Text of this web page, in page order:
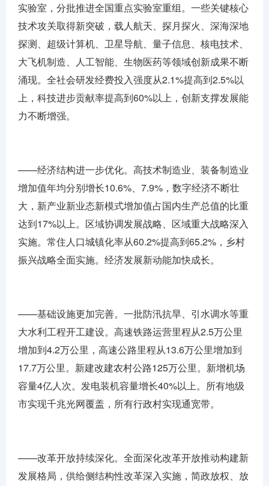
实验室，分批推进全国重点实验室重组。一些关键核心
技术攻关取得新突破，载人航天、探月探火、深海深地
探测、超级计算机、卫星导航、量子信息、核电技术、
大飞机制造、人工智能、生物医药等领域创新成果不断
涌现。全社会研发经费投入强度从2.1%提高到2.5%以
上，科技进步贡献率提高到60%以上，创新支撑发展能
力不断增强。
——经济结构进一步优化。高技术制造业、装备制造业
增加值年均分别增长10.6%、7.9%，数字经济不断壮
大，新产业新业态新模式增加值占国内生产总值的比重
达到17%以上。区域协调发展战略、区域重大战略深入
实施。常住人口城镇化率从60.2%提高到65.2%，乡村
振兴战略全面实施。经济发展新动能加快成长。
——基础设施更加完善。一批防汛抗旱、引水调水等重
大水利工程开工建设。高速铁路运营里程从2.5万公里
增加到4.2万公里，高速公路里程从13.6万公里增加到
17.7万公里。新建改建农村公路125万公里。新增机场
容量4亿人次。发电装机容量增长40%以上。所有地级
市实现千兆光网覆盖，所有行政村实现通宽带。
——改革开放持续深化。全面深化改革开放推动构建新
发展格局，供给侧结构性改革深入实施，简政放权、放